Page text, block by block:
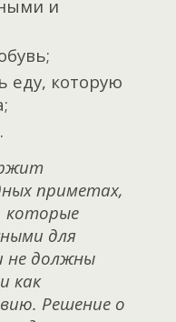
и
еду, которую
приметах,
которые
для
не должны
как
Решение о